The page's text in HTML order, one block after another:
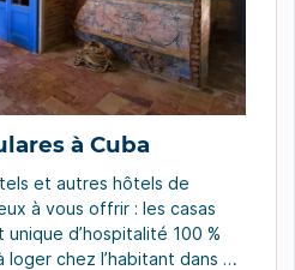
à Cuba
et autres hôtels de
à vous offrir : les casas
d’hospitalité 100 %
chez l’habitant dans de